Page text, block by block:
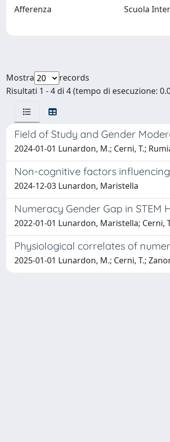
Afferenza Scuola
Mostra
records
Risultati 1 - 4 di 4 (tempo di esecuzione:
Field of Study and Gender
2024-01-01 Lunardon, M.; Cerni, T.;
Non-cognitive factors
2024-12-03 Lunardon, Maristella
Numeracy Gender Gap in STEM
2022-01-01 Lunardon, Maristella; Cerni,
Physiological correlates of
2025-01-01 Lunardon, M.; Cerni, T.;